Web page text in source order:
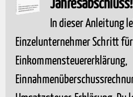
Jahresabschluss!
In dieser Anleitung
Einzelunternehmer Schritt
Einkommensteuererklärung,